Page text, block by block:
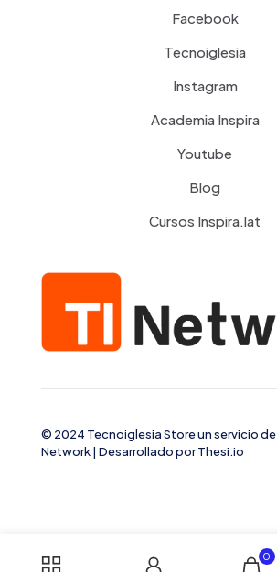
Facebook
Tecnoiglesia
Instagram
Academia Inspira
Youtube
Blog
Cursos Inspira.lat
© 2024 Tecnoiglesia Store un servicio de
Network| Desarrollado porThesi.io
0